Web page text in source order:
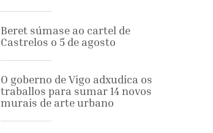
Beret súmase ao cartel de
Castrelos o 5 de agosto
O goberno de Vigo adxudica os
traballos para sumar 14 novos
murais de arte urbano